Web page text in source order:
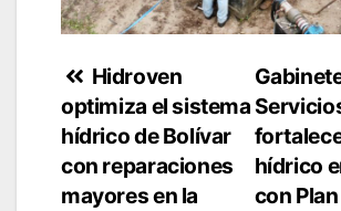
Navegación
de
entradas
hídrico
con
Hidroven
optimiza el sistema
hídrico de Bolívar
con reparaciones
mayores en la